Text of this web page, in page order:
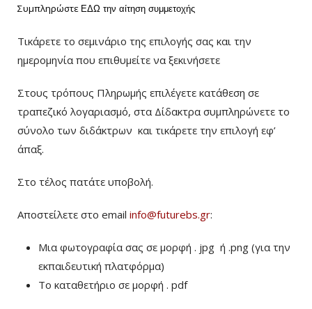
Συμπληρώστε ΕΔΩ την αίτηση συμμετοχής
Τικάρετε το σεμινάριο της επιλογής σας και την
ημερομηνία που επιθυμείτε να ξεκινήσετε
Στους τρόπους Πληρωμής επιλέγετε κατάθεση σε
τραπεζικό λογαριασμό, στα Δίδακτρα συμπληρώνετε το
σύνολο των διδάκτρων και τικάρετε την επιλογή εφ’
άπαξ.
Στο τέλος πατάτε υποβολή.
Αποστείλετε στο email info@futurebs.gr:
Μια φωτογραφία σας σε μορφή . jpg ή .png (για την
εκπαιδευτική πλατφόρμα)
To καταθετήριο σε μορφή . pdf